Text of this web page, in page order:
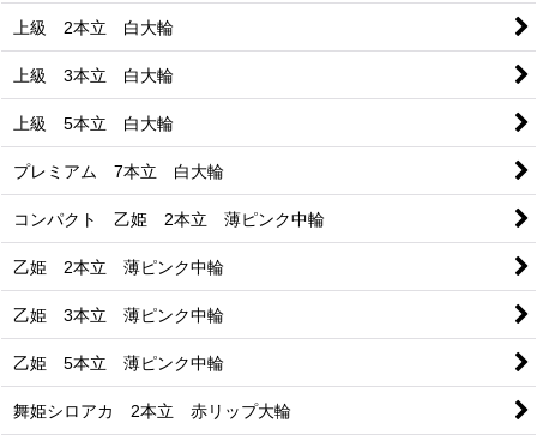
上級 2本立 白大輪
上級 3本立 白大輪
上級 5本立 白大輪
プレミアム 7本立 白大輪
コンパクト 乙姫 2本立 薄ピンク中輪
乙姫 2本立 薄ピンク中輪
乙姫 3本立 薄ピンク中輪
乙姫 5本立 薄ピンク中輪
舞姫シロアカ 2本立 赤リップ大輪